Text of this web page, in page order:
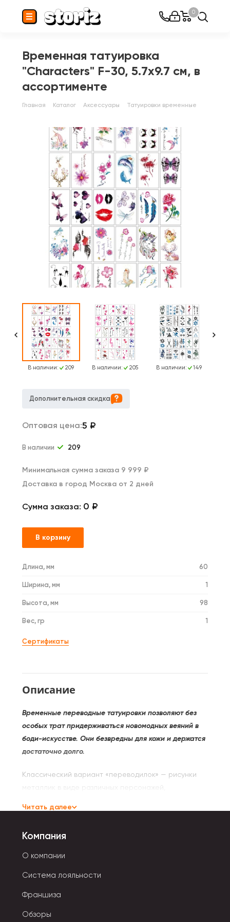
0
Временная татуировка
"Characters" F-30, 5.7x9.7 см, в
ассортименте
Главная Каталог Аксессуары Татуировки временные
В наличии: 209 В наличии: 205 В наличии: 149
Дополнительная скидка
Оптовая цена:5 ₽
В наличии 209
Минимальная сумма заказа 9 999 ₽
Доставка в город Москва от 2 дней
Сумма заказа: 0 ₽
В корзину
Длина, мм 60
Ширина, мм 1
Высота, мм 98
Вес, гр 1
Сертификаты
Описание
Временные переводные татуировки позволяют без
особых трат придерживаться новомодных веяний в
боди-искусстве. Они безвредны для кожи и держатся
достаточно долго.
Классический вариант «переводилок» — рисунки
металлик в виде различных персонажей,
геометрических фигур, абстрактных узоров,
единорогами, сказочными принцессами.
Читать далее
Компания
О компании
Система лояльности
Франшиза
Обзоры